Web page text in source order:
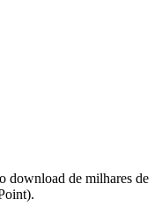
download de milhares de